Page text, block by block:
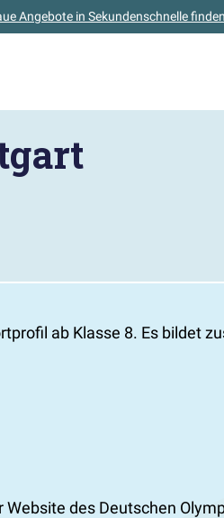
Angebote in Sekundenschnelle
ab Klasse 8. Es bildet
des Deutschen